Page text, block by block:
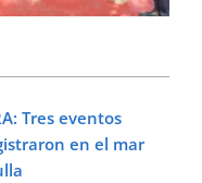
Tres eventos
en el mar